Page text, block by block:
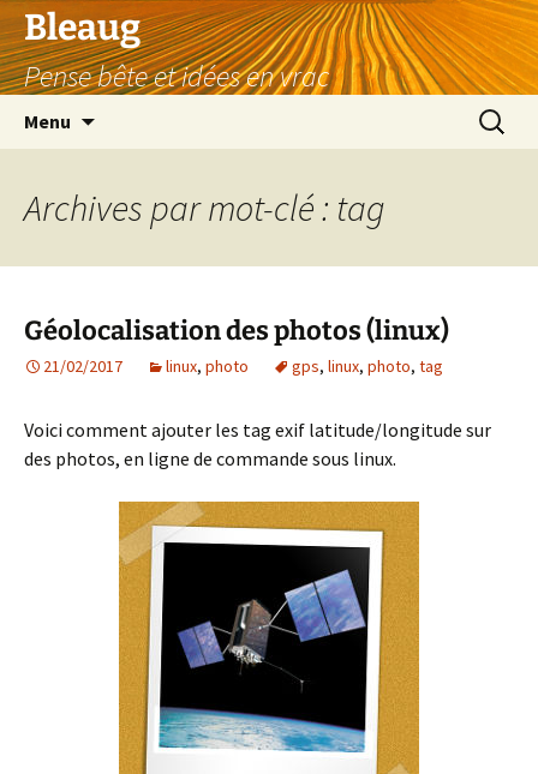
Aller
au
contenu
Bleaug
Pense bête et idées en vrac
Menu
Archives par mot-clé : tag
Géolocalisation des photos (linux)
21/02/2017 linux, photo gps, linux, photo, tag
Voici comment ajouter les tag exif latitude/longitude sur
des photos, en ligne de commande sous linux.